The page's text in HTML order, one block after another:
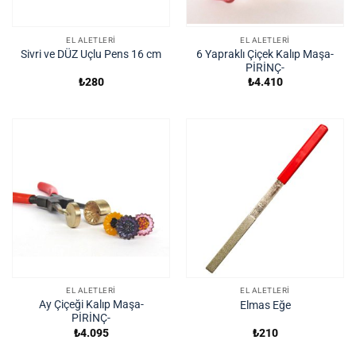
EL ALETLERI
Sivri ve DÜZ Uçlu Pens 16 cm
₺280
EL ALETLERI
6 Yapraklı Çiçek Kalıp Maşa-
PİRİNÇ-
₺4.410
EL ALETLERI
Ay Çiçeği Kalıp Maşa-
PİRİNÇ-
₺4.095
EL ALETLERI
Elmas Eğe
₺210